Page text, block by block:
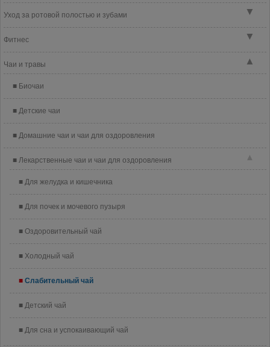
▼
Уход за ротовой полостью и зубами
▼
Фитнес
▲
Чаи и травы
Биочаи
Детские чаи
Домашние чаи и чаи для оздоровления
▲
Лекарственные чаи и чаи для оздоровления
Для желудка и кишечника
Для почек и мочевого пузыря
Оздоровительный чай
Холодный чай
Слабительный чай
Детский чай
Для сна и успокаивающий чай